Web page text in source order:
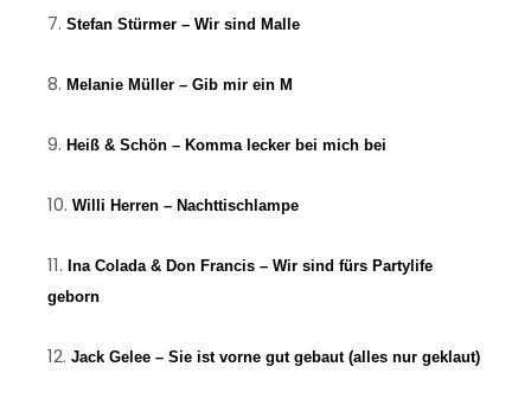
Stefan Stürmer – Wir sind Malle
Melanie Müller – Gib mir ein M
Heiß & Schön – Komma lecker bei mich bei
Willi Herren – Nachttischlampe
Ina Colada & Don Francis – Wir sind fürs Partylife
geborn
Jack Gelee – Sie ist vorne gut gebaut (alles nur geklaut)